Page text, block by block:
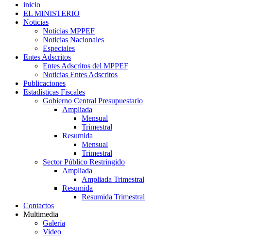
inicio
EL MINISTERIO
Noticias
Noticias MPPEF
Noticias Nacionales
Especiales
Entes Adscritos
Entes Adscritos del MPPEF
Noticias Entes Adscritos
Publicaciones
Estadísticas Fiscales
Gobierno Central Presupuestario
Ampliada
Mensual
Trimestral
Resumida
Mensual
Trimestral
Sector Público Restringido
Ampliada
Ampliada Trimestral
Resumida
Resumida Trimestral
Contactos
Multimedia
Galería
Video